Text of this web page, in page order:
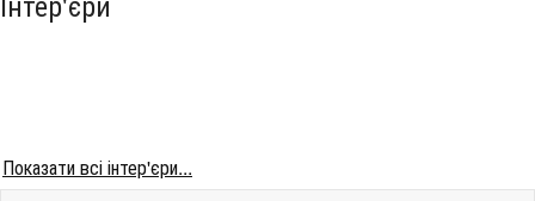
Показати всі інтер'єри...